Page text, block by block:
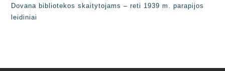
Dovana bibliotekos skaitytojams – reti 1939 m. parapijos
leidiniai